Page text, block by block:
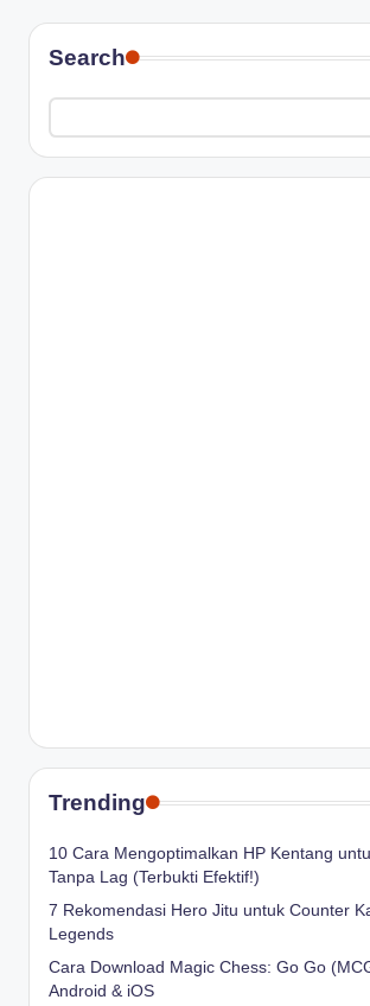
Search
Trending
10 Cara Mengoptimalkan HP Kentang
Tanpa Lag (Terbukti Efektif!)
7 Rekomendasi Hero Jitu untuk Counter
Legends
Cara Download Magic Chess: Go Go
Android & iOS